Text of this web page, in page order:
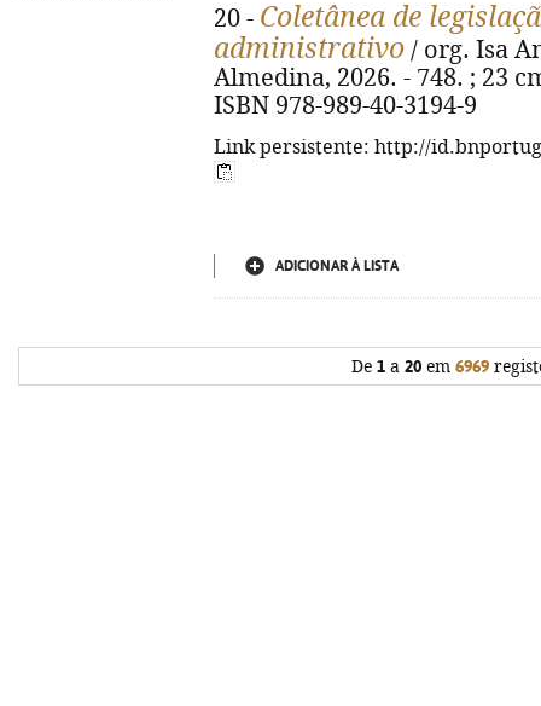
20 - Coletânea de
administrativo / org. Isa
Almedina, 2026. - 748. ; 23
ISBN 978-989-40-3194-9
Link persistente: http://
ADICIONAR À LISTA
De 1a 20em 6969